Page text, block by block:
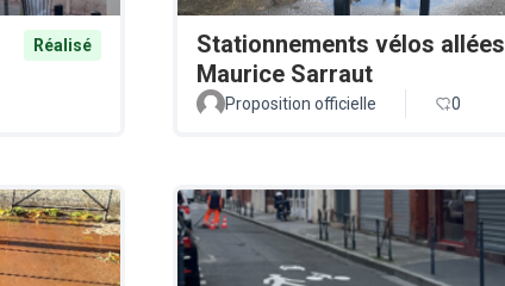
Réalisé
Stationnements vélos allées
Maurice Sarraut
Proposition officielle 0